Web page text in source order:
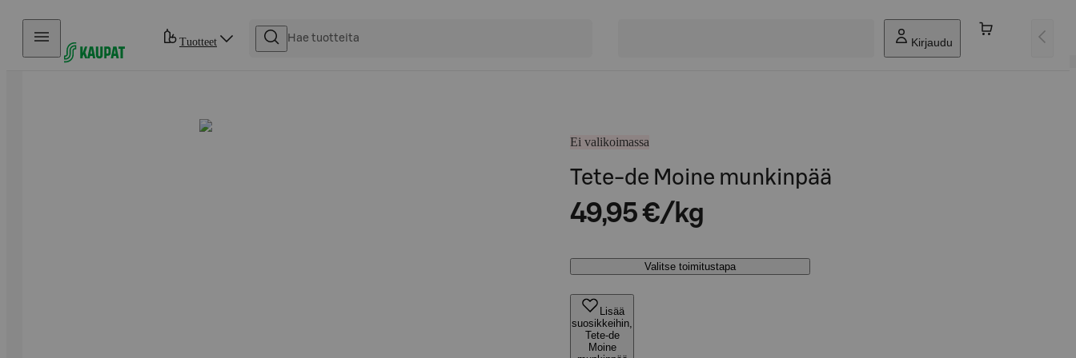
Hyppää sisältöön
Tuotteet Kirjaudu
Ei valikoimassa
Tete-de Moine munkinpää
49,95 €/kg
Valitse toimitustapa
Lisää
suosikkeihin,
Tete-de
Moine